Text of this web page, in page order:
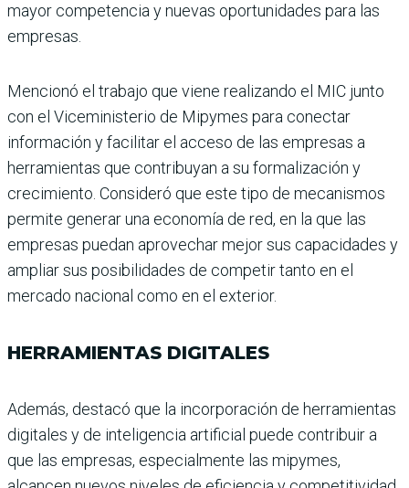
mayor competencia y nuevas opor­tunidades para las
empresas.
Mencionó el trabajo que viene realizando el MIC junto
con el Viceministerio de Mipy­mes para conectar
informa­ción y facilitar el acceso de las empresas a
herramientas que contribuyan a su forma­lización y
crecimiento. Con­sideró que este tipo de meca­nismos
permite generar una economía de red, en la que las
empresas puedan aprove­char mejor sus capacidades y
ampliar sus posibilidades de competir tanto en el
mercado nacional como en el exterior.
HERRAMIENTAS DIGITALES
Además, destacó que la incor­poración de herramientas
digitales y de inteligencia artificial puede contribuir a
que las empresas, especial­mente las mipymes,